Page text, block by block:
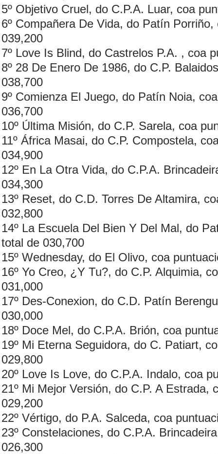
5º Objetivo Cruel, do C.P.A. Luar, coa
6º Compañera De Vida, do Patín
039,200
7º Love Is Blind, do Castrelos P.A. , coa
8º 28 De Enero De 1986, do C.P.
038,700
9º Comienza El Juego, do Patín Noia,
036,700
10º Última Misión, do C.P. Sarela, coa
11º África Masai, do C.P. Compostela,
034,900
12º En La Otra Vida, do C.P.A.
034,300
13º Reset, do C.D. Torres De Altamira,
032,800
14º La Escuela Del Bien Y Del Mal, do
total de 030,700
15º Wednesday, do El Olivo, coa
16º Yo Creo, ¿Y Tu?, do C.P. Alquimia,
031,000
17º Des-Conexion, do C.D. Patín
030,000
18º Doce Mel, do C.P.A. Brión, coa
19º Mi Eterna Seguidora, do C. Patiart,
029,800
20º Love Is Love, do C.P.A. Indalo, coa
21º Mi Mejor Versión, do C.P. A Estrada,
029,200
22º Vértigo, do P.A. Salceda, coa
23º Constelaciones, do C.P.A.
026,300